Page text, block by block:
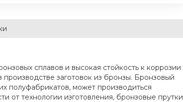
сплавов и высокая стойкость к коррозии
заготовок из бронзы. Бронзовый
полуфабрикатов, может производиться
от технологии изготовления, бронзовые прутки